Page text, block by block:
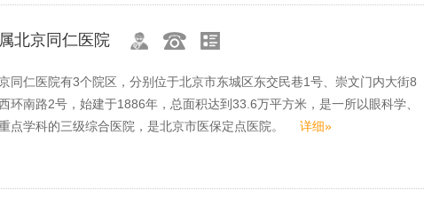
北京同仁医院
同仁医院有3个院区，分别位于北京市东城区东交民巷1号、崇文门内大街8
环南路2号，始建于1886年，总面积达到33.6万平方米，是一所以眼科学、
点学科的三级综合医院，是北京市医保定点医院。 详细»